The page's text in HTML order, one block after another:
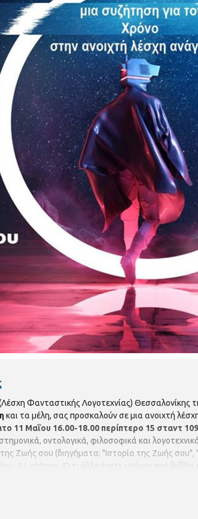
Φανταστικής Λογοτεχνίας) Θεσσαλονίκης
και τα μέλη, σας προσκαλούν σε μια ανοιχτή
11 Μαΐου 16.00-18.00 περίπτερο 15 σταντ 109
οντολογικά, φιλοσοφικά και
της Ζωής σου (διηγήματα: "Ιστορία της Ζωής
- A.Lightman -Ό,τι άλλο έχετε υπόψιν από